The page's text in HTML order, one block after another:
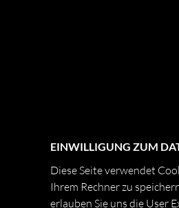
EINWILLIGUNG ZUM
Diese Seite verwendet
Ihrem Rechner zu
erlauben Sie uns die User